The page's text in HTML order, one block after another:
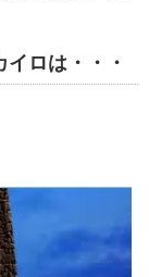
ロは・・・